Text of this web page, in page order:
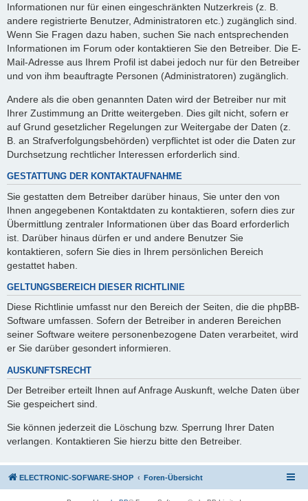
Informationen nur für einen eingeschränkten Nutzerkreis (z. B.
andere registrierte Benutzer, Administratoren etc.) zugänglich sind.
Wenn Sie Fragen dazu haben, suchen Sie nach entsprechenden
Informationen im Forum oder kontaktieren Sie den Betreiber. Die E-
Mail-Adresse aus Ihrem Profil ist dabei jedoch nur für den Betreiber
und von ihm beauftragte Personen (Administratoren) zugänglich.
Andere als die oben genannten Daten wird der Betreiber nur mit
Ihrer Zustimmung an Dritte weitergeben. Dies gilt nicht, sofern er
auf Grund gesetzlicher Regelungen zur Weitergabe der Daten (z.
B. an Strafverfolgungsbehörden) verpflichtet ist oder die Daten zur
Durchsetzung rechtlicher Interessen erforderlich sind.
GESTATTUNG DER KONTAKTAUFNAHME
Sie gestatten dem Betreiber darüber hinaus, Sie unter den von
Ihnen angegebenen Kontaktdaten zu kontaktieren, sofern dies zur
Übermittlung zentraler Informationen über das Board erforderlich
ist. Darüber hinaus dürfen er und andere Benutzer Sie
kontaktieren, sofern Sie dies in Ihrem persönlichen Bereich
gestattet haben.
GELTUNGSBEREICH DIESER RICHTLINIE
Diese Richtlinie umfasst nur den Bereich der Seiten, die die phpBB-
Software umfassen. Sofern der Betreiber in anderen Bereichen
seiner Software weitere personenbezogene Daten verarbeitet, wird
er Sie darüber gesondert informieren.
AUSKUNFTSRECHT
Der Betreiber erteilt Ihnen auf Anfrage Auskunft, welche Daten über
Sie gespeichert sind.
Sie können jederzeit die Löschung bzw. Sperrung Ihrer Daten
verlangen. Kontaktieren Sie hierzu bitte den Betreiber.
ELECTRONIC-SOFWARE-SHOP Foren-Übersicht